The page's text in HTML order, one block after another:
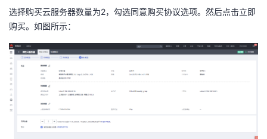
选择购买云服务器数量为2，勾选同意购买协议选项。然后点击立即
购买。如图所示：